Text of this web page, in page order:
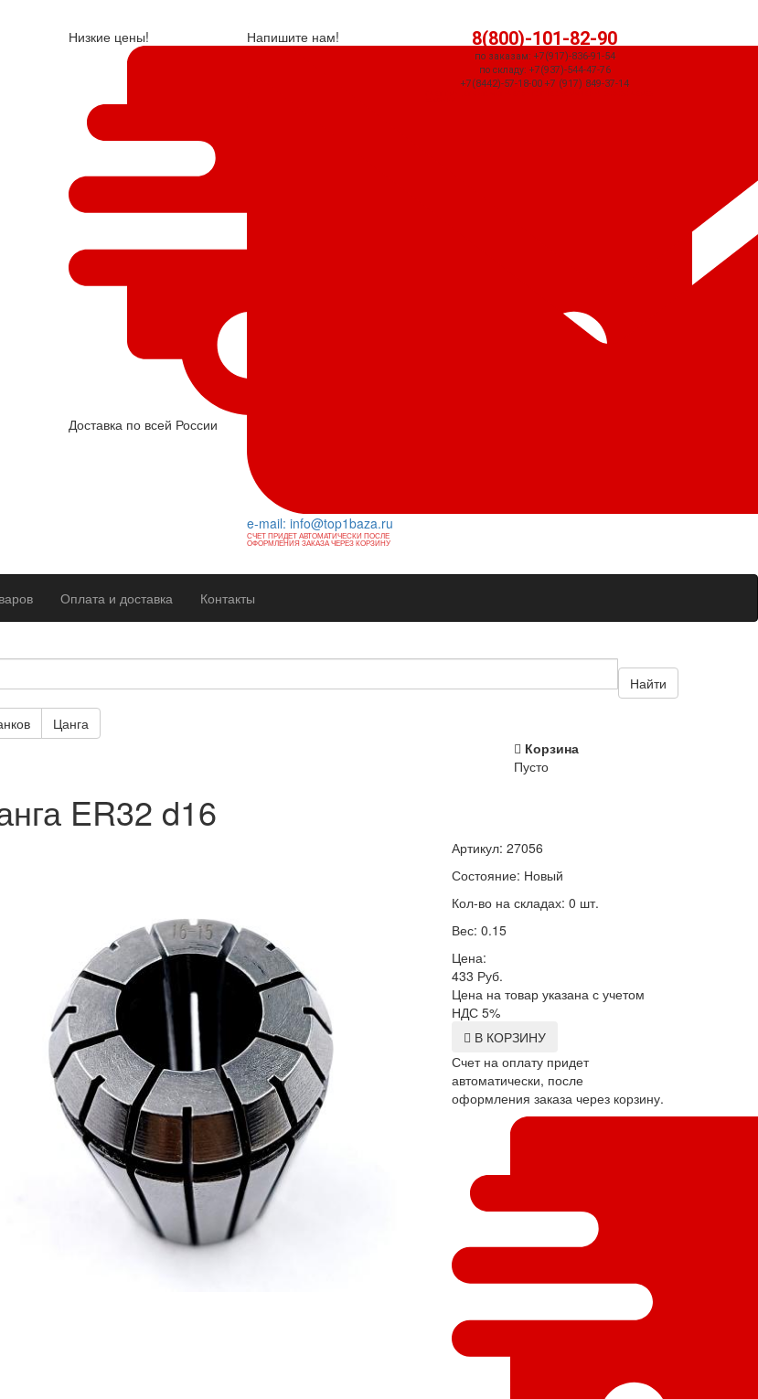
Низкие цены!
Доставка по всей России
Напишите нам!
e-mail: info@top1baza.ru
СЧЕТ ПРИДЕТ АВТОМАТИЧЕСКИ ПОСЛЕ
ОФОРМЛЕНИЯ ЗАКАЗА ЧЕРЕЗ КОРЗИНУ
8(800)-101-82-90
по заказам: +7(917)-836-91-54
по складу: +7(937)-544-47-76
+7(8442)-57-18-00 +7 (917) 849-37-14
Оплата и доставка Контакты
Найти
Цанга
Корзина
Пусто
ДО-40
гайки для фрезерных пазов гайки с буртиком
ER32 d16
Артикул: 27056
Состояние: Новый
Кол-во на складах: 0 шт.
Вес: 0.15
Цена:
433 Руб.
Цена на товар указана с учетом
НДС 5%
В КОРЗИНУ
Счет на оплату придет
автоматически, после
оформления заказа через корзину.